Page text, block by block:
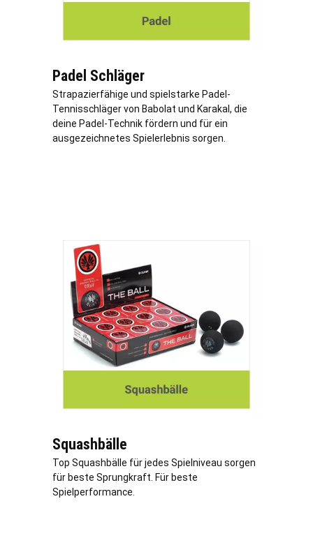
Padel Schläger
Strapazierfähige und spielstarke Padel-
Tennisschläger von Babolat und Karakal, die
deine Padel-Technik fördern und für ein
ausgezeichnetes Spielerlebnis sorgen.
Squashbälle
Top Squashbälle für jedes Spielniveau sorgen
für beste Sprungkraft. Für beste
Spielperformance.